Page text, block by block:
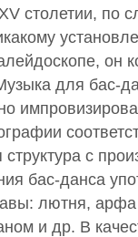
столетии, по
он
для бас-
с
бас-данса
лютня,
и др. В